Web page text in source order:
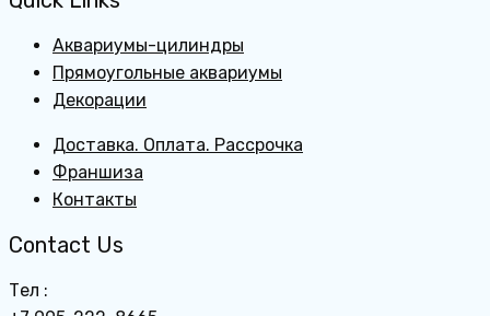
Аквариумы-цилиндры
Прямоугольные аквариумы
Декорации
Доставка. Оплата. Рассрочка
Франшиза
Контакты
Contact Us
Тел :